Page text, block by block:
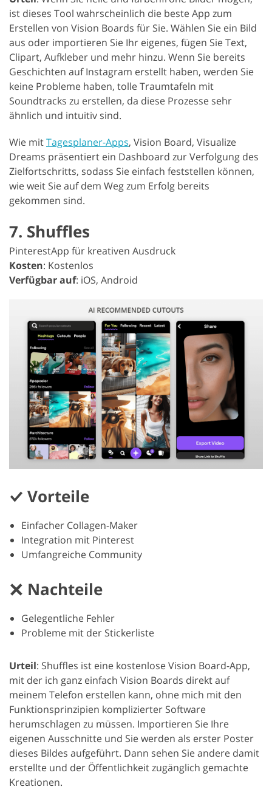
ist dieses Tool wahrscheinlich die beste App zum
Erstellen von Vision Boards für Sie. Wählen Sie ein Bild
aus oder importieren Sie Ihr eigenes, fügen Sie Text,
Clipart, Aufkleber und mehr hinzu. Wenn Sie bereits
Geschichten auf Instagram erstellt haben, werden Sie
keine Probleme haben, tolle Traumtafeln mit
Soundtracks zu erstellen, da diese Prozesse sehr
ähnlich und intuitiv sind.
Wie mitTagesplaner-Apps, Vision Board, Visualize
Dreams präsentiert ein Dashboard zur Verfolgung des
Zielfortschritts, sodass Sie einfach feststellen können,
wie weit Sie auf dem Weg zum Erfolg bereits
gekommen sind.
7. Shuffles
PinterestApp für kreativen Ausdruck
Kosten: Kostenlos
Verfügbar auf: iOS, Android
Vorteile
Einfacher Collagen-Maker
Integration mit Pinterest
Umfangreiche Community
Nachteile
Gelegentliche Fehler
Probleme mit der Stickerliste
Urteil: Shuffles ist eine kostenlose Vision Board-App,
mit der ich ganz einfach Vision Boards direkt auf
meinem Telefon erstellen kann, ohne mich mit den
Funktionsprinzipien komplizierter Software
herumschlagen zu müssen. Importieren Sie Ihre
eigenen Ausschnitte und Sie werden als erster Poster
dieses Bildes aufgeführt. Dann sehen Sie andere damit
erstellte und der Öffentlichkeit zugänglich gemachte
Kreationen.